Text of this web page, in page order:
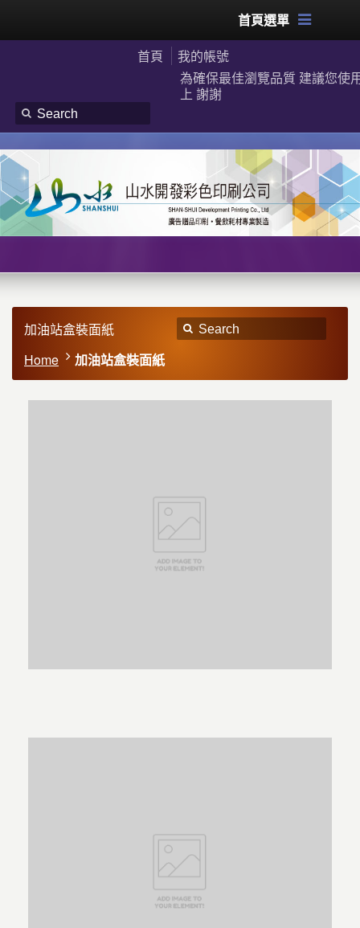
首頁選單
首頁
我的帳號
為確保最佳瀏覽品質 建議您使
上 謝謝
加油站盒裝面紙
Home
加油站盒裝面紙